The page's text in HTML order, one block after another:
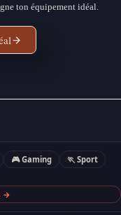
ton équipement idéal.
🎮 Gaming
🏃 Sport
→